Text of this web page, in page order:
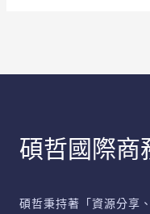
碩哲國際商
碩哲秉持著「資源分享